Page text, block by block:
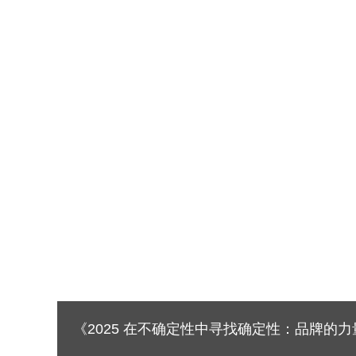
人民日报刊文：经济学家谈2024中国经